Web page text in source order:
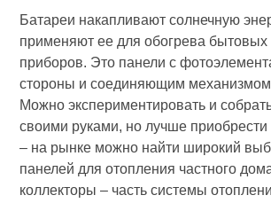
Батареи накапливают солнечную
применяют ее для обогрева бытовых
приборов. Это панели с
стороны и соединяющим механизмом
Можно экспериментировать и
своими руками, но лучше приобрести
– на рынке можно найти широкий
панелей для отопления частного
коллекторы – часть системы